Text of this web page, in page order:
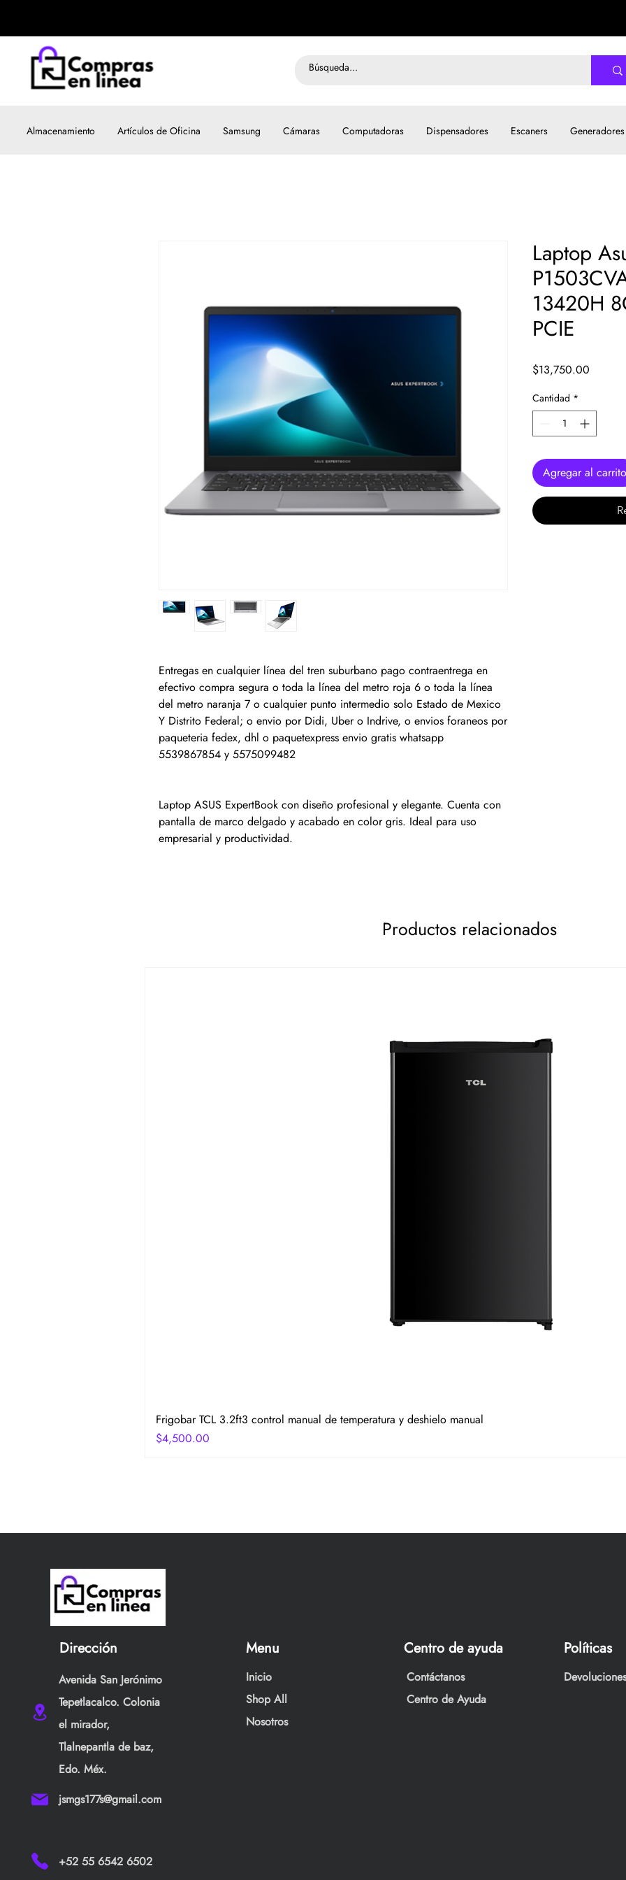
Almacenamiento Artículos de Oficina Samsung Cámaras Computadoras Dispensadores Escaners Generadores
Entregas en cualquier línea del tren suburbano pago contraentrega en
efectivo compra segura o toda la línea del metro roja 6 o toda la línea
del metro naranja 7 o cualquier punto intermedio solo Estado de Mexico
Y Distrito Federal; o envio por Didi, Uber o Indrive, o envios foraneos por
paqueteria fedex, dhl o paquetexpress envio gratis whatsapp
5539867854 y 5575099482
Laptop ASUS ExpertBook con diseño profesional y elegante. Cuenta con
pantalla de marco delgado y acabado en color gris. Ideal para uso
empresarial y productividad.
Laptop
13420H
PCIE
$13,750.00
Cantidad *
Agregar al carrito
Productos relacionados
Frigobar TCL 3.2ft3 control manual de temperatura y deshielo manual
Precio
$4,500.00
Dirección
Avenida San Jerónimo
Tepetlacalco. Colonia
el mirador,
Tlalnepantla de baz,
Edo. Méx.
jsmgs177s@gmail.com
+52 55 6542 6502
Menu
Inicio
Shop All
Nosotros
Centro de ayuda
Contáctanos
Centro de Ayuda
Políticas